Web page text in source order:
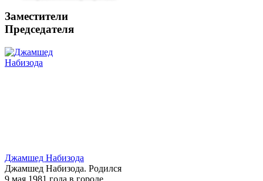
Заместители
Председателя
Джамшед Набизода
Джамшед Набизода. Родился
9 мая 1981 года в городе